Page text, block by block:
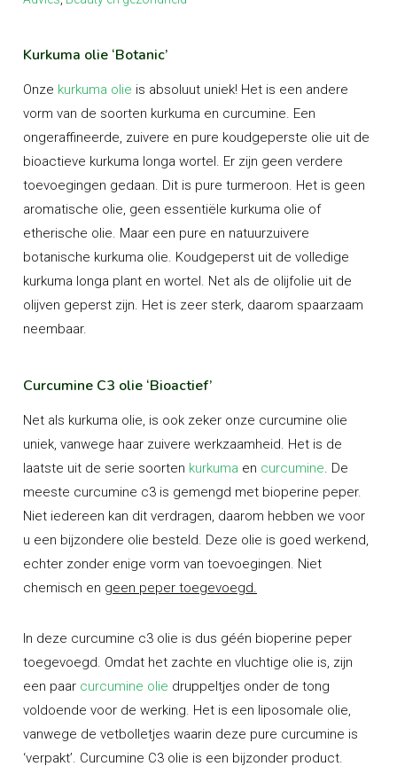
Kurkuma olie ‘Botanic’
Onze kurkuma olie is absoluut uniek! Het is een andere
vorm van de soorten kurkuma en curcumine. Een
ongeraffineerde, zuivere en pure koudgeperste olie uit de
bioactieve kurkuma longa wortel. Er zijn geen verdere
toevoegingen gedaan. Dit is pure turmeroon. Het is geen
aromatische olie, geen essentiële kurkuma olie of
etherische olie. Maar een pure en natuurzuivere
botanische kurkuma olie. Koudgeperst uit de volledige
kurkuma longa plant en wortel. Net als de olijfolie uit de
olijven geperst zijn. Het is zeer sterk, daarom spaarzaam
neembaar.
Curcumine C3 olie ‘Bioactief’
Net als kurkuma olie, is ook zeker onze curcumine olie
uniek, vanwege haar zuivere werkzaamheid. Het is de
laatste uit de serie soorten kurkuma en curcumine. De
meeste curcumine c3 is gemengd met bioperine peper.
Niet iedereen kan dit verdragen, daarom hebben we voor
u een bijzondere olie besteld. Deze olie is goed werkend,
echter zonder enige vorm van toevoegingen. Niet
chemisch en geen peper toegevoegd.
In deze curcumine c3 olie is dus géén bioperine peper
toegevoegd. Omdat het zachte en vluchtige olie is, zijn
een paar curcumine olie druppeltjes onder de tong
voldoende voor de werking. Het is een liposomale olie,
vanwege de vetbolletjes waarin deze pure curcumine is
‘verpakt’. Curcumine C3 olie is een bijzonder product.